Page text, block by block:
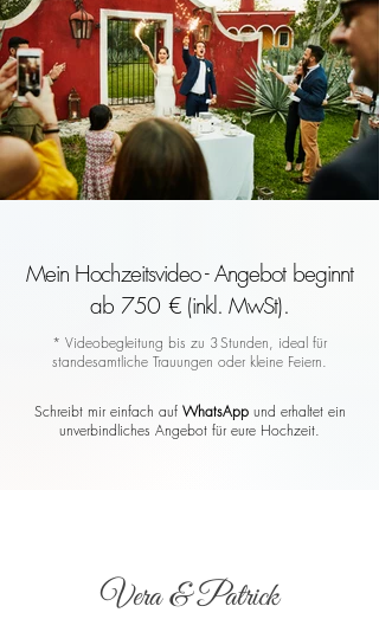
Mein Hochzeitsvideo - Angebot beginnt
ab 750 € (inkl. MwSt).
* Videobegleitung bis zu 3 Stunden, ideal für
standesamtliche Trauungen oder kleine Feiern.
Schreibt mir einfach auf WhatsAppund erhaltet ein
unverbindliches Angebot für eure Hochzeit.
Vera & Patrick